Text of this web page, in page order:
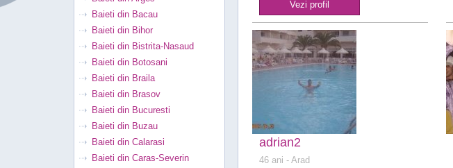
Baieti din Bacau
Baieti din Bihor
Baieti din Bistrita-Nasaud
Baieti din Botosani
Baieti din Braila
Baieti din Brasov
Baieti din Bucuresti
Baieti din Buzau
Baieti din Calarasi
Baieti din Caras-Severin
Vezi profil
adrian2
46 ani - Arad